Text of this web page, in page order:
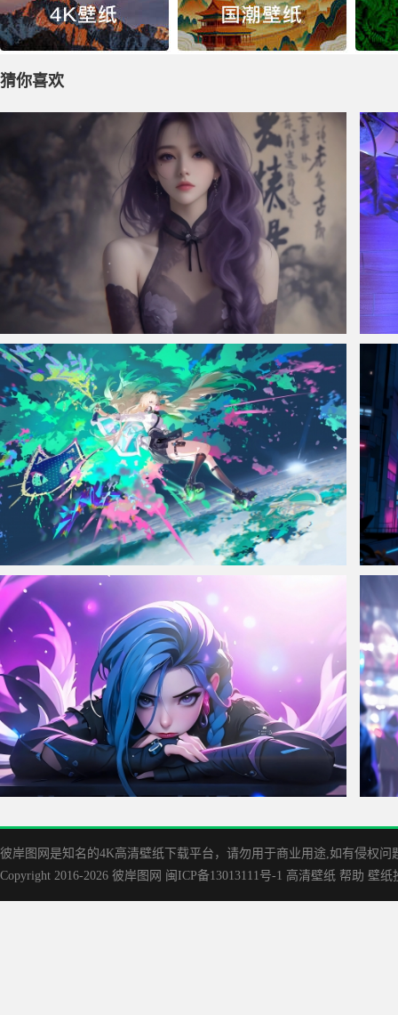
猜你喜欢
仙侠凌仙 紫色长卷发美女 古风古典 4K壁纸 赛
动漫女孩 长发金发 多彩颜料 4K壁纸
彼岸图网是知名的‌4K高清壁纸下载平台，请勿用于商业用途,如有侵权
Copyright 2016-2026 彼岸图网 闽ICP备13013111号-1 高清壁纸 帮助 壁纸